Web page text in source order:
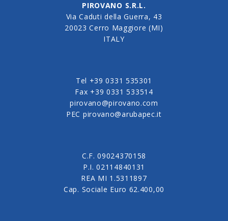
PIROVANO S.R.L.
Via Caduti della Guerra, 43
20023 Cerro Maggiore (MI)
ITALY
Tel +39 0331 535301
Fax +39 0331 533514
pirovano@pirovano.com
PEC pirovano@arubapec.it
C.F. 09024370158
P.I. 02114840131
REA MI 1.5311897
Cap. Sociale Euro 62.400,00